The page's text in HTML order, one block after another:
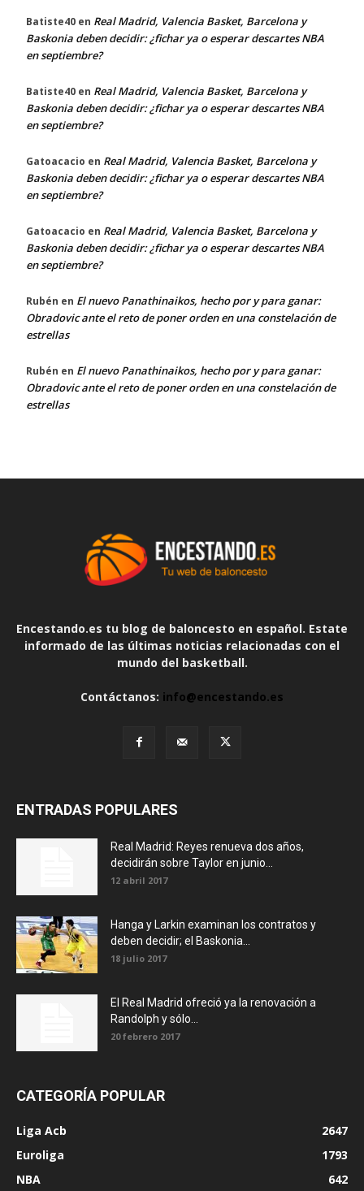
Batiste40 en Real Madrid, Valencia Basket, Barcelona y
Baskonia deben decidir: ¿fichar ya o esperar descartes NBA
en septiembre?
Batiste40 en Real Madrid, Valencia Basket, Barcelona y
Baskonia deben decidir: ¿fichar ya o esperar descartes NBA
en septiembre?
Gatoacacio en Real Madrid, Valencia Basket, Barcelona y
Baskonia deben decidir: ¿fichar ya o esperar descartes NBA
en septiembre?
Gatoacacio en Real Madrid, Valencia Basket, Barcelona y
Baskonia deben decidir: ¿fichar ya o esperar descartes NBA
en septiembre?
Rubén en El nuevo Panathinaikos, hecho por y para ganar:
Obradovic ante el reto de poner orden en una constelación de
estrellas
Rubén en El nuevo Panathinaikos, hecho por y para ganar:
Obradovic ante el reto de poner orden en una constelación de
estrellas
Encestando.es tu blog de baloncesto en español. Estate
informado de las últimas noticias relacionadas con el
mundo del basketball.
Contáctanos: info@encestando.es
ENTRADAS POPULARES
Real Madrid: Reyes renueva dos años,
decidirán sobre Taylor en junio...
12 abril 2017
Hanga y Larkin examinan los contratos y
deben decidir; el Baskonia...
18 julio 2017
El Real Madrid ofreció ya la renovación a
Randolph y sólo...
20 febrero 2017
CATEGORÍA POPULAR
Liga Acb
2647
Euroliga
1793
NBA
642